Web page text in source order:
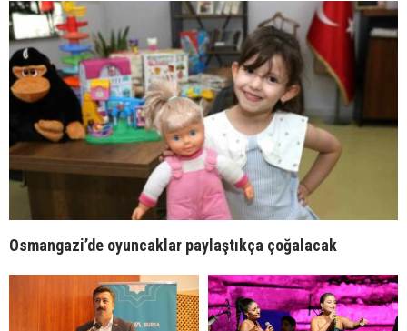
Osmangazi’de oyuncaklar paylaştıkça çoğalacak